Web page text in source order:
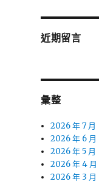
近期留言
彙整
2026 年 7 月
2026 年 6 月
2026 年 5 月
2026 年 4 月
2026 年 3 月